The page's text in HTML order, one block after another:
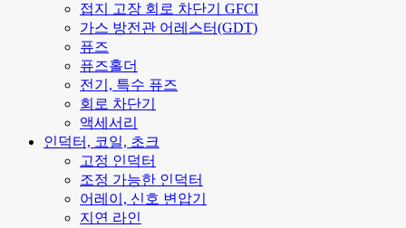
접지 고장 회로 차단기 GFCI
가스 방전관 어레스터(GDT)
퓨즈
퓨즈홀더
전기, 특수 퓨즈
회로 차단기
액세서리
인덕터, 코일, 초크
고정 인덕터
조정 가능한 인덕터
어레이, 신호 변압기
지연 라인